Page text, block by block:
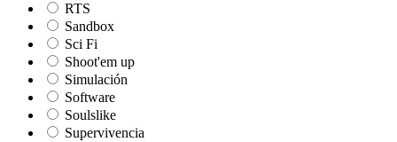
RTS
Sandbox
Sci Fi
Shoot'em up
Simulación
Software
Soulslike
Supervivencia